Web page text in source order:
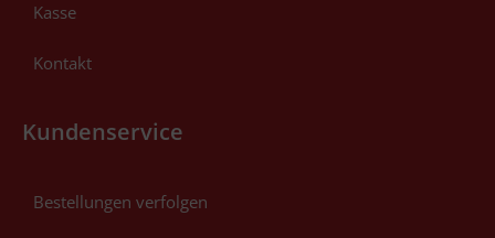
Kasse
Kontakt
Kundenservice
Bestellungen verfolgen